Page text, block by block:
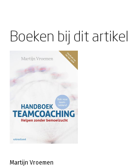
Boeken bij dit artikel
Martijn Vroemen